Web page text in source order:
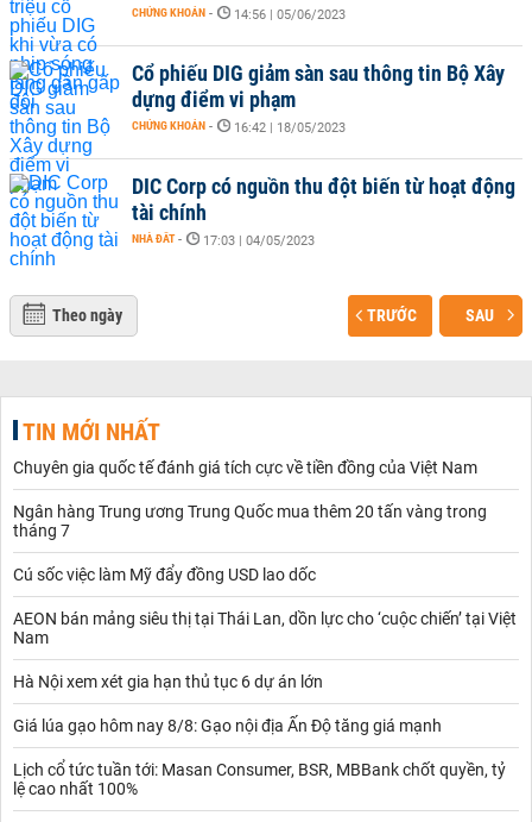
CHỨNG KHOÁN - 14:56 | 05/06/2023
Cổ phiếu DIG giảm sàn sau thông tin Bộ Xây
dựng điểm vi phạm
CHỨNG KHOÁN - 16:42 | 18/05/2023
DIC Corp có nguồn thu đột biến từ hoạt động
tài chính
NHÀ ĐẤT - 17:03 | 04/05/2023
Theo ngày TRƯỚC SAU
TIN MỚI NHẤT
Chuyên gia quốc tế đánh giá tích cực về tiền đồng của Việt Nam
Ngân hàng Trung ương Trung Quốc mua thêm 20 tấn vàng trong
tháng 7
Cú sốc việc làm Mỹ đẩy đồng USD lao dốc
AEON bán mảng siêu thị tại Thái Lan, dồn lực cho ‘cuộc chiến’ tại Việt
Nam
Hà Nội xem xét gia hạn thủ tục 6 dự án lớn
Giá lúa gạo hôm nay 8/8: Gạo nội địa Ấn Độ tăng giá mạnh
Lịch cổ tức tuần tới: Masan Consumer, BSR, MBBank chốt quyền, tỷ
lệ cao nhất 100%